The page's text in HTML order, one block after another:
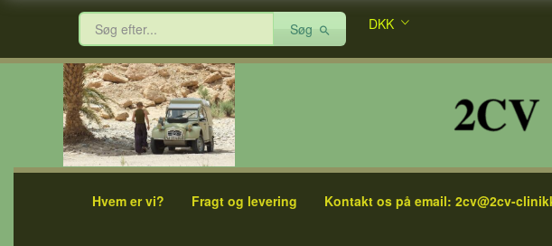
Søg DKK
Hvem er vi? Fragt og levering Kontakt os på email: 2cv@2cv-